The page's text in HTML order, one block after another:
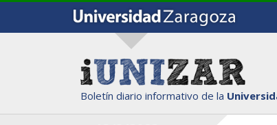
Boletín diario informativo de la